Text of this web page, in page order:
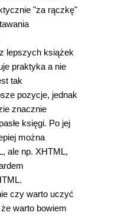
"za rączkę"
lepszych książek
praktyka a nie
tak
pozycje, jednak
znacznie
księgi. Po jej
można
ale np. XHTML,
czy warto uczyć
warto bowiem